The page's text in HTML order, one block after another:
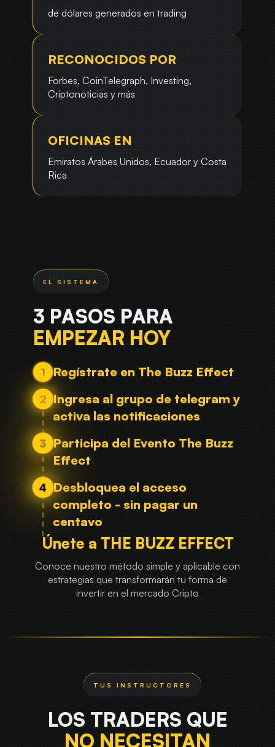
de dólares generados en trading
RECONOCIDOS POR
Forbes, CoinTelegraph, Investing,
Criptonoticias y más
OFICINAS EN
Emiratos Árabes Unidos, Ecuador y Costa
Rica
3 PASOS PARA
EMPEZAR HOY
Regístrate en The Buzz Effect
Ingresa al grupo de telegram y
activa las notificaciones
Participa del Evento The Buzz
Effect
Desbloquea el acceso
completo - sin pagar un
centavo
Únete a THE BUZZ EFFECT
Conoce nuestro método simple y aplicable con
estrategias que transformarán tu forma de
invertir en el mercado Cripto
LOS TRADERS QUE
NO NECESITAN